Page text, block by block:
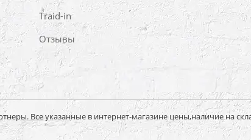
Traid-in
Отзывы
Все указанные в интернет-магазине цены,наличие на